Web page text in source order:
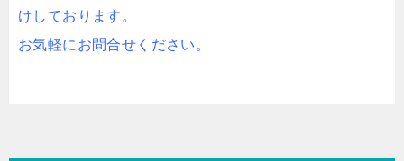
けしております。
お気軽にお問合せください。